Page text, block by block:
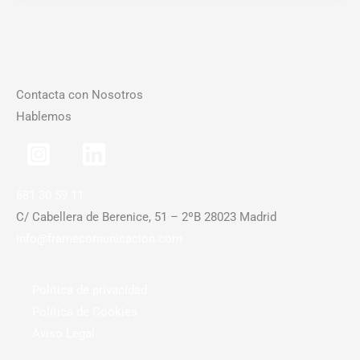
Contacta con Nosotros
Hablemos
C/ Cabellera de Berenice, 51 – 2ºB 28023 Madrid